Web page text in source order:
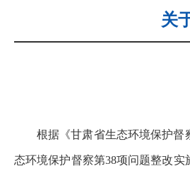
关
根据《甘肃省生态环境保护
态环境保护督察第38项问题整改